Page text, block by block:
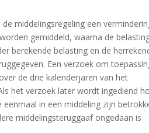
middelingsregeling een
gemiddeld, waarna de
berekende belasting en de
Een verzoek om
de drie kalenderjaren van het
het verzoek later wordt ingediend
in een middeling zijn
middelingsteruggaaf ongedaan is